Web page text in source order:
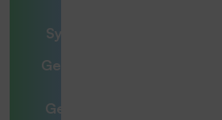
Systemlösung
Gemeinsam zur
Gesamtlösung